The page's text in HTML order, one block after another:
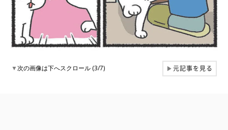
▼次の画像は下へスクロール (3/7) ▶元記事を見る